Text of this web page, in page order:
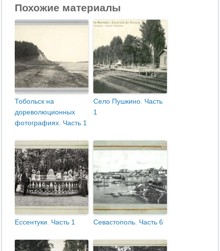
Похожие материалы
Тобольск на
дореволюционных
фотографиях. Часть 1
Село Пушкино. Часть
1
Ессентуки. Часть 1 Севастополь. Часть 6